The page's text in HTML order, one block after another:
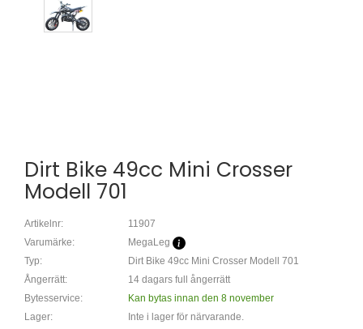
Dirt Bike 49cc Mini Crosser
Modell 701
Artikelnr:
11907
Varumärke:
MegaLeg
Typ:
Dirt Bike 49cc Mini Crosser Modell 701
Ångerrätt:
14 dagars full ångerrätt
Bytesservice:
Kan bytas innan den 8 november
Lager:
Inte i lager för närvarande.